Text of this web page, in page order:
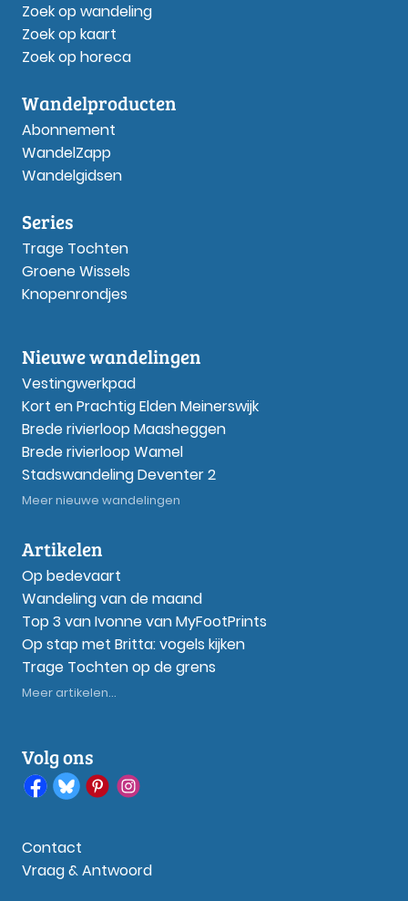
Zoek op wandeling
Zoek op kaart
Zoek op horeca
Wandelproducten
Abonnement
WandelZapp
Wandelgidsen
Series
Trage Tochten
Groene Wissels
Knopenrondjes
Nieuwe wandelingen
Vestingwerkpad
Kort en Prachtig Elden Meinerswijk
Brede rivierloop Maasheggen
Brede rivierloop Wamel
Stadswandeling Deventer 2
Meer nieuwe wandelingen
Artikelen
Op bedevaart
Wandeling van de maand
Top 3 van Ivonne van MyFootPrints
Op stap met Britta: vogels kijken
Trage Tochten op de grens
Meer artikelen...
Volg ons
Contact
Vraag & Antwoord